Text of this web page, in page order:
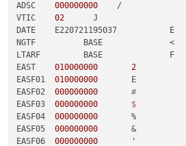
ADSC 000000000
    /
VTIC 02
      J
DATE    E220721195037           E
NGTF          BASE              <
LTARF         BASE              F
EAST 010000000
2
EASF01 010000000
       E
EASF02 000000000
#
EASF03 000000000
EASF04 000000000
       %
EASF05 000000000
       &
EASF06 000000000
'